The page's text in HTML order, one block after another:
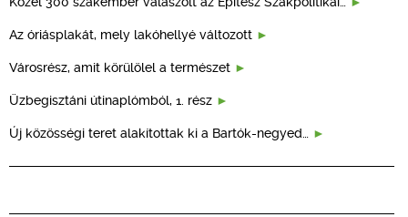
Az óriásplakát, mely lakóhellyé változott
Városrész, amit körülölel a természet
Üzbegisztáni útinaplómból, 1. rész
Új közösségi teret alakítottak ki a Bartók-negyed…